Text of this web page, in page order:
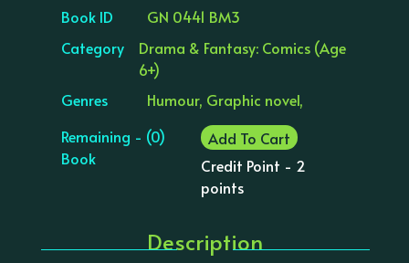
Book ID
GN 0441 BM3
Category
Drama & Fantasy: Comics (Age
6+)
Genres
Humour, Graphic novel,
Remaining - (0)
Book
Add To Cart
Credit Point - 2
points
Description